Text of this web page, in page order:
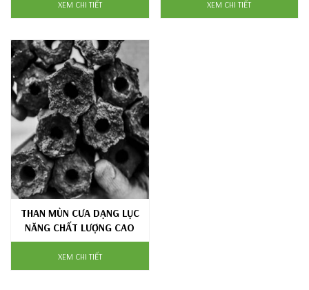
XEM CHI TIẾT XEM CHI TIẾT
THAN MÙN CƯA DẠNG LỤC
NĂNG CHẤT LƯỢNG CAO
XEM CHI TIẾT